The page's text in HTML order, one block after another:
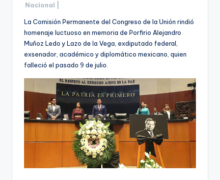
Nacional |
La Comisión Permanente del Congreso de la Unión rindió
homenaje luctuoso en memoria de Porfirio Alejandro
Muñoz Ledo y Lazo de la Vega, exdiputado federal,
exsenador, académico y diplomático mexicano, quien
falleció el pasado 9 de julio.